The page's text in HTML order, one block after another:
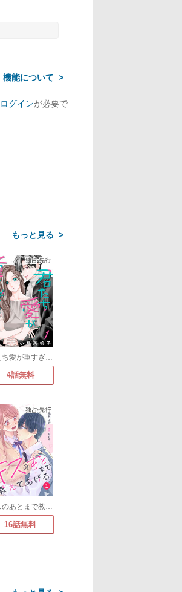
機能について
ログインが必要で
>
君たち愛が重すぎる。(話売り)
4話無料
キスのあとまで教えてあげる
16話無料